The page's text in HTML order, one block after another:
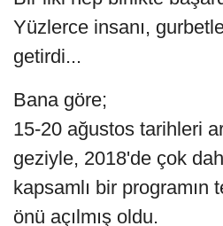
Yüzlerce insanı,
getirdi...
Bana göre;
15-20 ağustos tarihleri
geziyle, 2018'de çok
kapsamlı bir programın
önü açılmış oldu.